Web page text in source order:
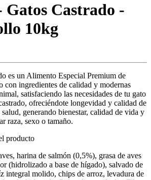
Castrado -
10kg
es un Alimento Especial Premium de
con ingredientes de calidad y modernas
satisfaciendo las necesidades de tu gato
ofreciéndote longevidad y calidad de
generando bienestar, calidad de vida y
raza, sexo o tamaño.
producto
harina de salmón (0,5%), grasa de aves
(hidrolizado a base de hígado), salvado de
integral molido, chips de arroz, levadura de